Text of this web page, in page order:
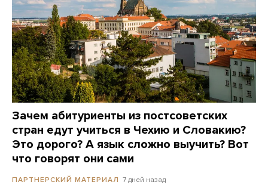
Зачем абитуриенты из постсоветских
стран едут учиться в Чехию и Словакию?
Это дорого? А язык сложно выучить? Вот
что говорят они сами
ПАРТНЕРСКИЙ МАТЕРИАЛ 7 дней назад